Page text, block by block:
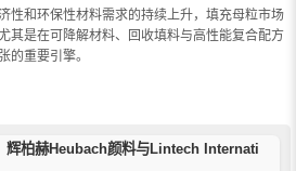
性和环保性材料需求的持续上升，填充母粒市场
其是在可降解材料、回收填料与高性能复合配方
的重要引擎。
辉柏赫Heubach颜料与Lintech Internati